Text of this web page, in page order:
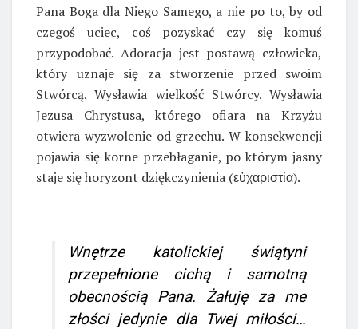
Pana Boga dla Niego Samego, a nie po to, by od
czegoś uciec, coś pozyskać czy się komuś
przypodobać. Adoracja jest postawą człowieka,
który uznaje się za stworzenie przed swoim
Stwórcą. Wysławia wielkość Stwórcy. Wysławia
Jezusa Chrystusa, którego ofiara na Krzyżu
otwiera wyzwolenie od grzechu. W konsekwencji
pojawia się korne przebłaganie, po którym jasny
staje się horyzont dziękczynienia (εὐχαριστία).
Wnętrze katolickiej świątyni
przepełnione cichą i samotną
obecnością Pana. Żałuję za me
złości jedynie dla Twej miłości…